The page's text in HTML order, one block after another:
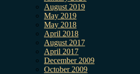
August 2019
May 2019
May 2018
April 2018
August 2017
April 2017
December 2009
October 2009